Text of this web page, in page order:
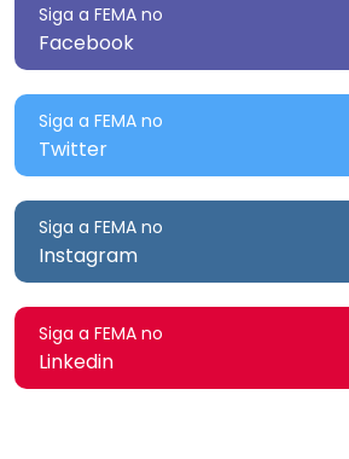
Siga a FEMA no
Facebook
Siga a FEMA no
Twitter
Siga a FEMA no
Instagram
Siga a FEMA no
Linkedin